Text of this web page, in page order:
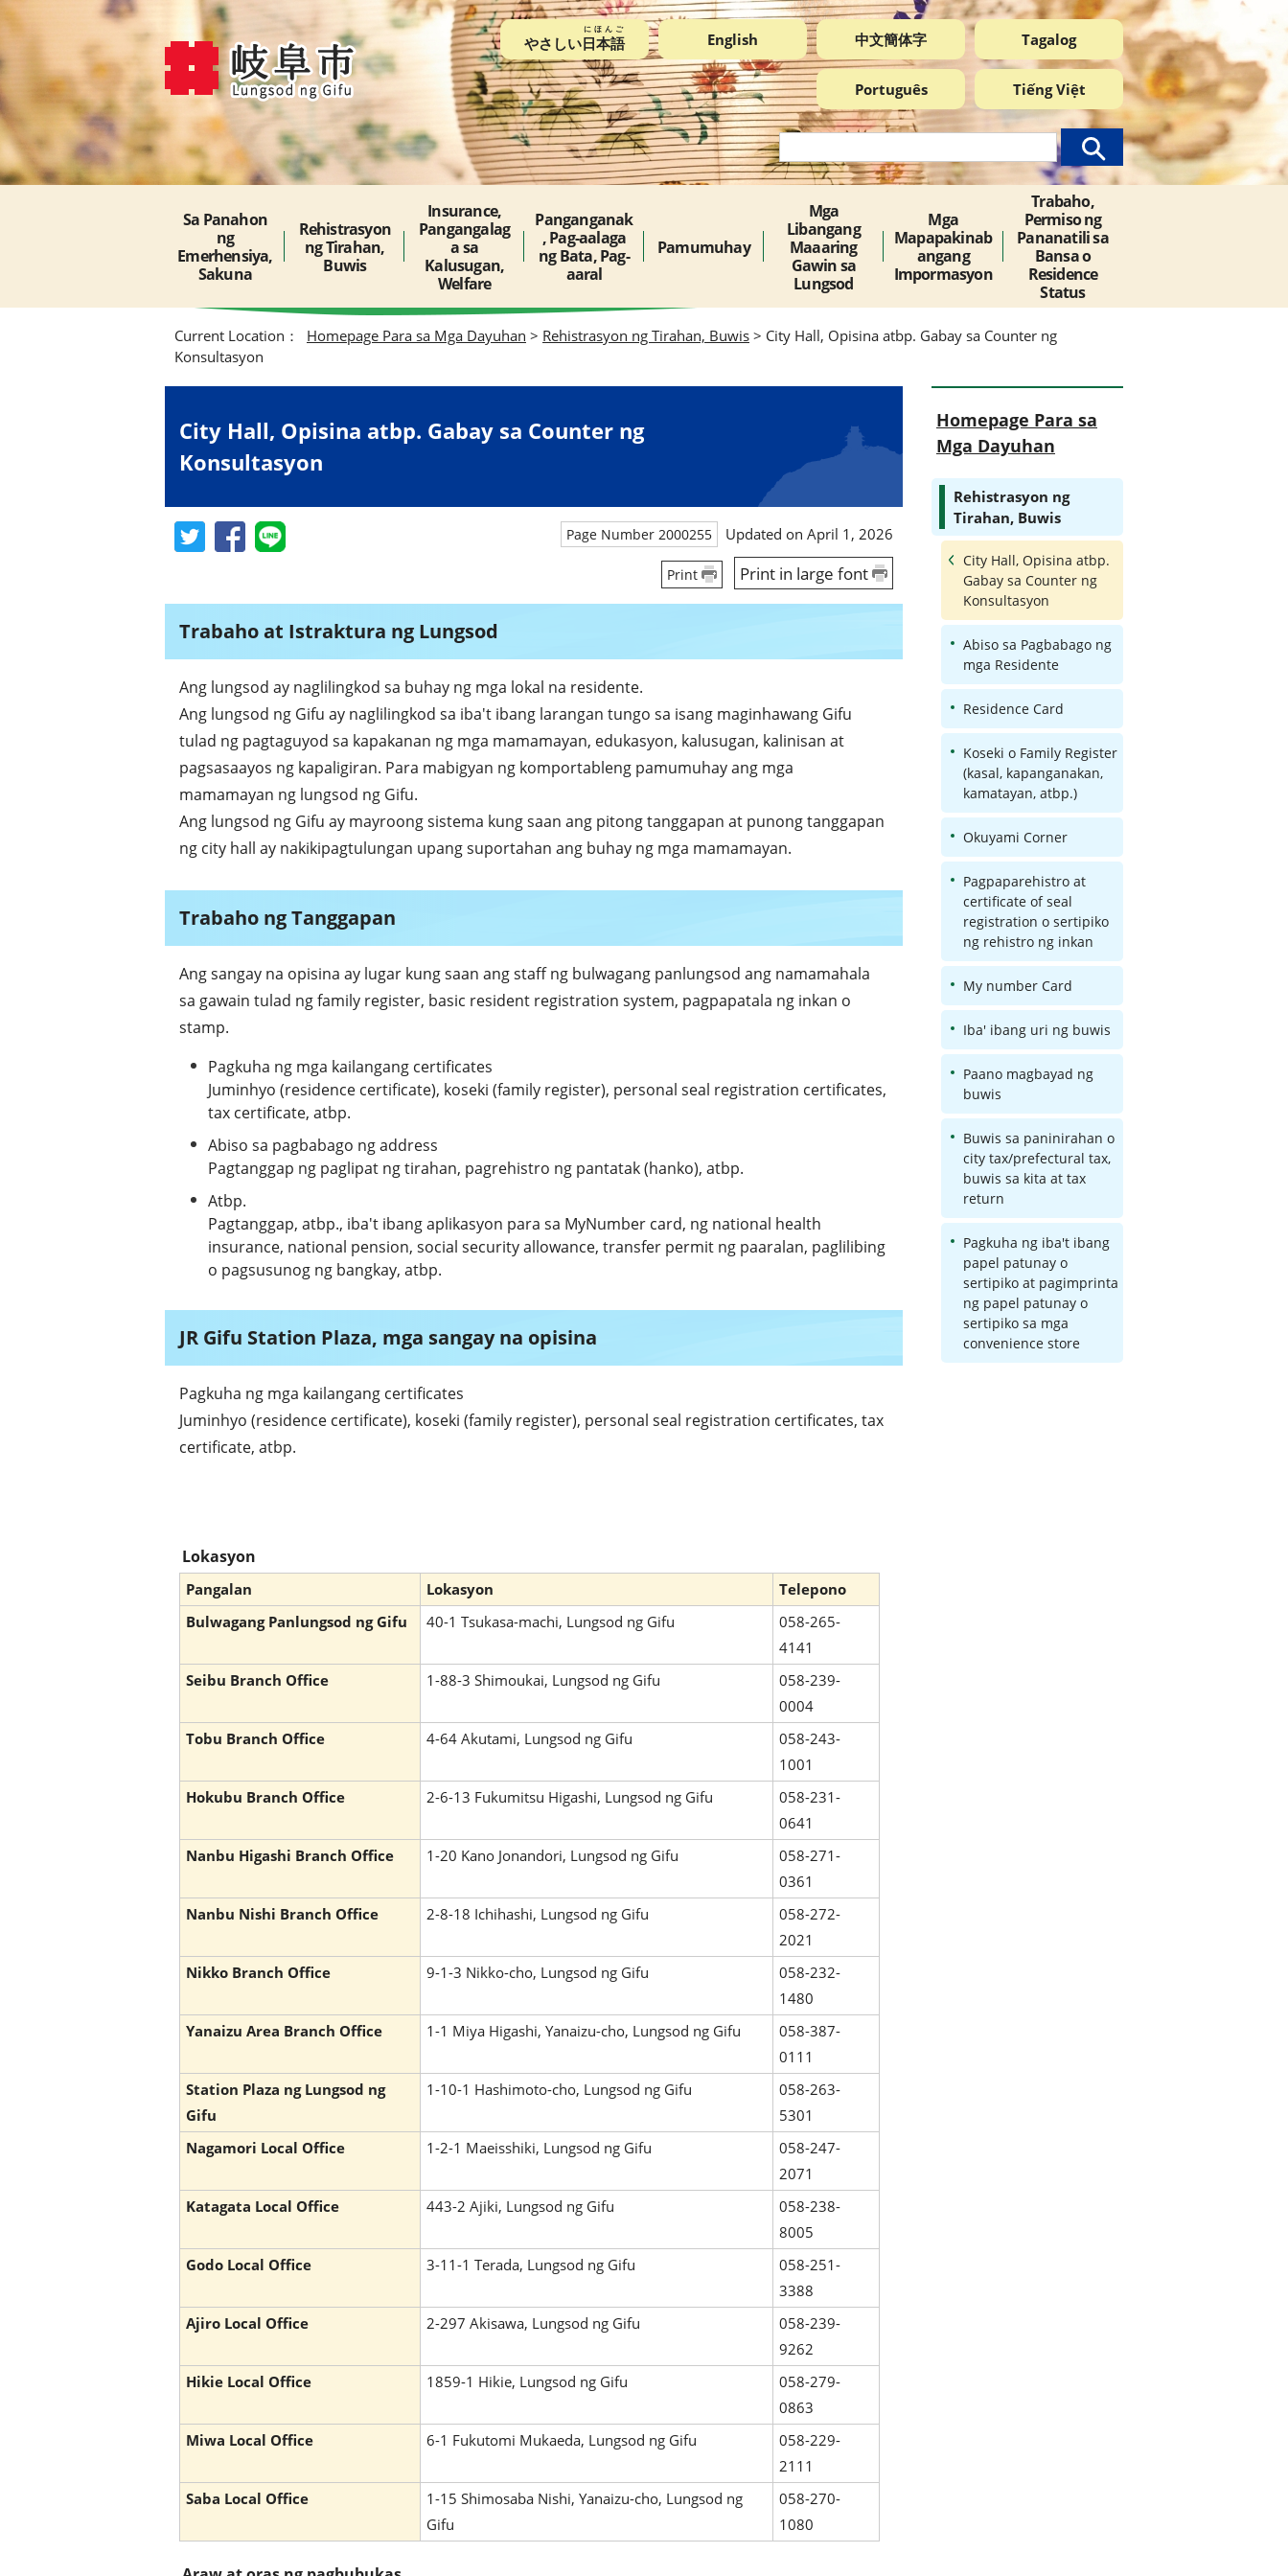
やさしい日本語
にほんご
English 中文簡体字 Tagalog
Português Tiếng Việt
Sa Panahon
ng
Emerhensiya,
Sakuna
Rehistrasyon
ng Tirahan,
Buwis
Insurance,
Pangangalag
a sa
Kalusugan,
Welfare
Panganganak
, Pag-aalaga
ng Bata, Pag-
aaral
Pamumuhay
Mga
Libangang
Maaaring
Gawin sa
Lungsod
Mga
Mapapakinab
angang
Impormasyon
Trabaho,
Permiso ng
Pananatili sa
Bansa o
Residence
Status
Current Location： Homepage Para sa Mga Dayuhan > Rehistrasyon ng Tirahan, Buwis > City Hall, Opisina atbp. Gabay sa Counter ng
Konsultasyon
City Hall, Opisina atbp. Gabay sa Counter ng
Konsultasyon
Page Number 2000255 Updated on April 1, 2026
Print Print in large font
Trabaho at Istraktura ng Lungsod
Ang lungsod ay naglilingkod sa buhay ng mga lokal na residente.
Ang lungsod ng Gifu ay naglilingkod sa iba't ibang larangan tungo sa isang maginhawang Gifu
tulad ng pagtaguyod sa kapakanan ng mga mamamayan, edukasyon, kalusugan, kalinisan at
pagsasaayos ng kapaligiran. Para mabigyan ng komportableng pamumuhay ang mga
mamamayan ng lungsod ng Gifu.
Ang lungsod ng Gifu ay mayroong sistema kung saan ang pitong tanggapan at punong tanggapan
ng city hall ay nakikipagtulungan upang suportahan ang buhay ng mga mamamayan.
Trabaho ng Tanggapan
Ang sangay na opisina ay lugar kung saan ang staff ng bulwagang panlungsod ang namamahala
sa gawain tulad ng family register, basic resident registration system, pagpapatala ng inkan o
stamp.
Pagkuha ng mga kailangang certificates
Juminhyo (residence certificate), koseki (family register), personal seal registration certificates,
tax certificate, atbp.
Abiso sa pagbabago ng address
Pagtanggap ng paglipat ng tirahan, pagrehistro ng pantatak (hanko), atbp.
Atbp.
Pagtanggap, atbp., iba't ibang aplikasyon para sa MyNumber card, ng national health
insurance, national pension, social security allowance, transfer permit ng paaralan, paglilibing
o pagsusunog ng bangkay, atbp.
JR Gifu Station Plaza, mga sangay na opisina
Pagkuha ng mga kailangang certificates
Juminhyo (residence certificate), koseki (family register), personal seal registration certificates, tax
certificate, atbp.
Lokasyon
Pangalan Lokasyon
Telepono
Bulwagang Panlungsod ng Gifu
40-1 Tsukasa-machi, Lungsod ng Gifu
058-265-
4141
Seibu Branch Office
1-88-3 Shimoukai, Lungsod ng Gifu
058-239-
0004
Tobu Branch Office
4-64 Akutami, Lungsod ng Gifu
058-243-
1001
Hokubu Branch Office
2-6-13 Fukumitsu Higashi, Lungsod ng Gifu
058-231-
0641
Nanbu Higashi Branch Office
1-20 Kano Jonandori, Lungsod ng Gifu
058-271-
0361
Nanbu Nishi Branch Office
2-8-18 Ichihashi, Lungsod ng Gifu
058-272-
2021
Nikko Branch Office
9-1-3 Nikko-cho, Lungsod ng Gifu
058-232-
1480
Yanaizu Area Branch Office
1-1 Miya Higashi, Yanaizu-cho, Lungsod ng Gifu
058-387-
0111
Station Plaza ng Lungsod ng
Gifu
1-10-1 Hashimoto-cho, Lungsod ng Gifu
058-263-
5301
Nagamori Local Office
1-2-1 Maeisshiki, Lungsod ng Gifu
058-247-
2071
Katagata Local Office
443-2 Ajiki, Lungsod ng Gifu
058-238-
8005
Godo Local Office
3-11-1 Terada, Lungsod ng Gifu
058-251-
3388
Ajiro Local Office
2-297 Akisawa, Lungsod ng Gifu
058-239-
9262
Hikie Local Office
1859-1 Hikie, Lungsod ng Gifu
058-279-
0863
Miwa Local Office
6-1 Fukutomi Mukaeda, Lungsod ng Gifu
058-229-
2111
Saba Local Office
1-15 Shimosaba Nishi, Yanaizu-cho, Lungsod ng
Gifu
058-270-
1080
Homepage Para sa
Mga Dayuhan
Rehistrasyon ng
Tirahan, Buwis
City Hall, Opisina atbp.
Gabay sa Counter ng
Konsultasyon
Abiso sa Pagbabago ng
mga Residente
Residence Card
Koseki o Family Register
(kasal, kapanganakan,
kamatayan, atbp.)
Okuyami Corner
Pagpaparehistro at
certificate of seal
registration o sertipiko
ng rehistro ng inkan
My number Card
Iba' ibang uri ng buwis
Paano magbayad ng
buwis
Buwis sa paninirahan o
city tax/prefectural tax,
buwis sa kita at tax
return
Pagkuha ng iba't ibang
papel patunay o
sertipiko at pagimprinta
ng papel patunay o
sertipiko sa mga
convenience store